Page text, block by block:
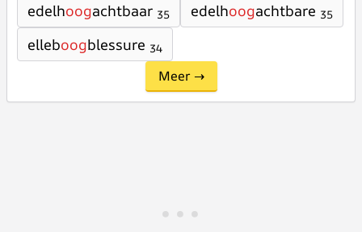
edelhoogachtbaar 35 edelhoogachtbare 35
elleboogblessure 34
Meer →